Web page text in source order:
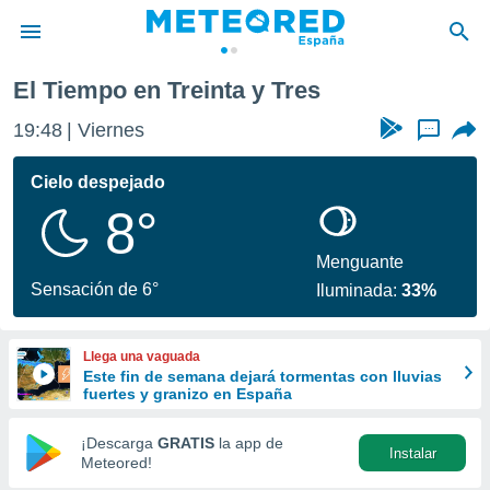
de
por
se
calidad.
a este
las
y
forma
digital
basada
El Tiempo en Treinta y Tres
19:48 Viernes ...
Cielo despejado
8°
Sensación de 6°
Menguante
Iluminada:33%
Llega una vaguada
Este fin de semana dejará tormentas con lluvias
fuertes y granizo en España
¡Descarga GRATIS la app de
Meteored!
Instalar